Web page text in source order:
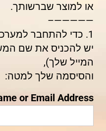
או למוצר שברשותך.
—————–
1. כדי להתחבר למערכת,
יש להכניס את שם
המייל שלך),
והסיסמה שלך למטה:
or Email Address